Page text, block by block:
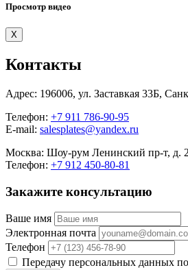
Просмотр видео
X
Контакты
Адрес: 196006, ул. Заставкая 33Б,
Телефон: +7 911 786-90-95
E-mail: salesplates@yandex.ru
Москва: Шоу-рум Ленинский пр-т, д.
Телефон: +7 912 450-80-81
Закажите консультацию
Ваше имя
Электронная почта
Телефон
Передачу персональных данных